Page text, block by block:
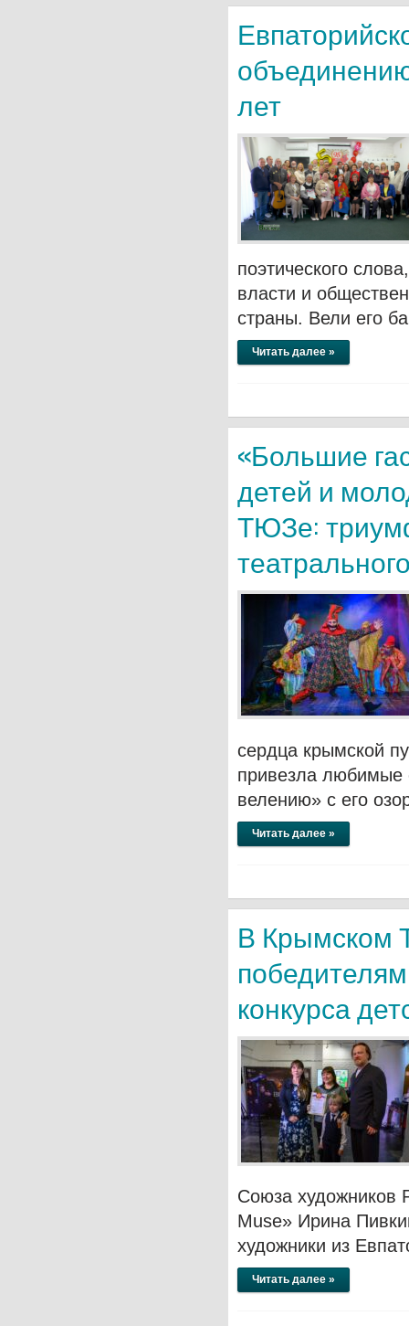
лет
поэтического
власти и
страны. Вели его
Читать далее »
«Большие
детей и
ТЮЗе:
сердца крымской
привезла любимые
велению» с его
Читать далее »
В Крымском
конкурса
Союза художников
Muse» Ирина
художники из
Читать далее »